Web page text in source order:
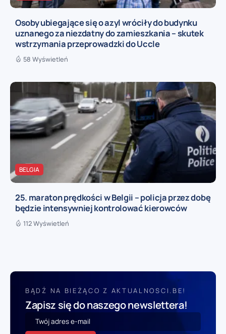
Osoby ubiegające się o azyl wróciły do budynku
uznanego za niezdatny do zamieszkania – skutek
wstrzymania przeprowadzki do Uccle
58 Wyświetleń
BELGIA
25. maraton prędkości w Belgii – policja przez dobę
będzie intensywniej kontrolować kierowców
112 Wyświetleń
BĄDŹ NA BIEŻĄCO Z AKTUALNOSCI.BE!
Zapisz się do naszego newslettera!